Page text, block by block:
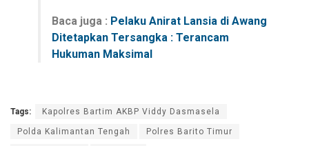
Baca juga : Pelaku Anirat Lansia di Awang
Ditetapkan Tersangka : Terancam
Hukuman Maksimal
Tags: Kapolres Bartim AKBP Viddy Dasmasela
Polda Kalimantan Tengah Polres Barito Timur